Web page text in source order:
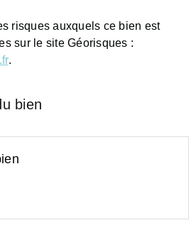
risques auxquels ce bien est
sur le site Géorisques :
.
bien